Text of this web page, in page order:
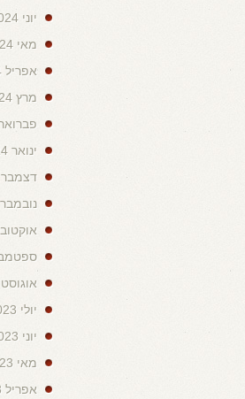
יוני 2024
מאי 2024
אפריל 2024
מרץ 2024
פברואר
ינואר 2024
דצמבר 2023
נובמבר 2023
אוקטובר
ספטמבר
אוגוסט 2023
יולי 2023
יוני 2023
מאי 2023
אפריל 2023